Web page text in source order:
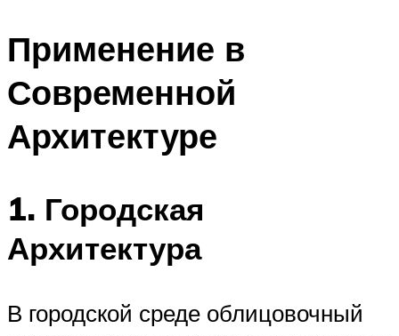
Применение в
Современной
Архитектуре
1. Городская
Архитектура
В городской среде облицовочный